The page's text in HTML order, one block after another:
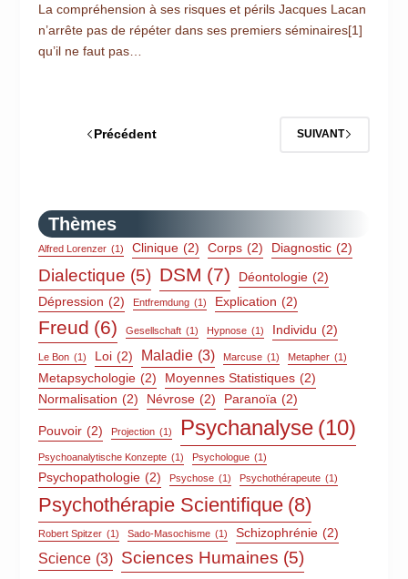
La compréhension à ses risques et périls Jacques Lacan
n’arrête pas de répéter dans ses premiers séminaires[1]
qu’il ne faut pas…
Précédent SUIVANT
Thèmes
Alfred Lorenzer (1) Clinique (2) Corps (2) Diagnostic (2)
Dialectique (5) DSM (7) Déontologie (2)
Dépression (2) Entfremdung (1) Explication (2)
Freud (6) Gesellschaft (1) Hypnose (1) Individu (2)
Le Bon (1) Loi (2) Maladie (3) Marcuse (1) Metapher (1)
Metapsychologie (2) Moyennes Statistiques (2)
Normalisation (2) Névrose (2) Paranoïa (2)
Pouvoir (2) Projection (1) Psychanalyse (10)
Psychoanalytische Konzepte (1) Psychologue (1)
Psychopathologie (2) Psychose (1) Psychothérapeute (1)
Psychothérapie Scientifique (8)
Robert Spitzer (1) Sado-Masochisme (1) Schizophrénie (2)
Science (3) Sciences Humaines (5)